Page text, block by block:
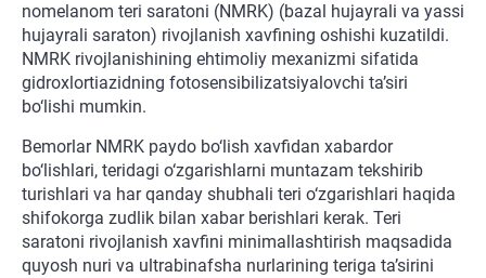
nomelanom teri saratoni (NMRK) (bazal hujayrali va yassi
hujayrali saraton) rivojlanish xavfining oshishi kuzatildi.
NMRK rivojlanishining ehtimoliy mexanizmi sifatida
gidroxlortiazidning fotosensibilizatsiyalovchi ta’siri
bo‘lishi mumkin.
Bemorlar NMRK paydo bo‘lish xavfidan xabardor
bo‘lishlari, teridagi o‘zgarishlarni muntazam tekshirib
turishlari va har qanday shubhali teri o‘zgarishlari haqida
shifokorga zudlik bilan xabar berishlari kerak. Teri
saratoni rivojlanish xavfini minimallashtirish maqsadida
quyosh nuri va ultrabinafsha nurlarining teriga ta’sirini